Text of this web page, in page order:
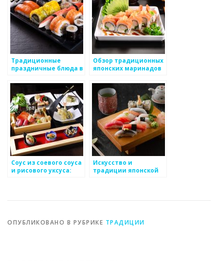
Традиционные
праздничные блюда в
Обзор традиционных
японских маринадов
салатов
Соус из соевого соуса
и рисового уксуса:
Искусство и
традиции японской
ОПУБЛИКОВАНО В РУБРИКЕ ТРАДИЦИИ